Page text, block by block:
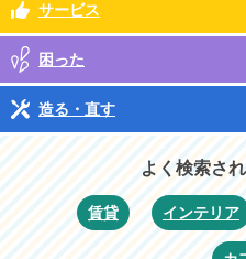
サービス
困った
造る・直す
よく検索さ
賃貸 インテリア